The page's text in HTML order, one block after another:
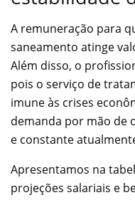
A remuneração para
saneamento atinge
Além disso, o
pois o serviço de
imune às crises
demanda por mão de
e constante
Apresentamos na
projeções salariais e